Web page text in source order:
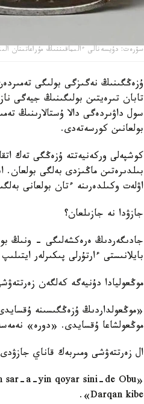
سۋرەت: دۇيسەنالى ءالىماقىننىڭ مۇراعاتىنان
ۇزەڭگىنىڭ نەگىزگى بولىگى
سول داۋىردەگى دالا ۇستالارىنىڭ
بولعانىن كورسەتەدى.
كوشپەلى وركەنيەتتە ۇزەڭگى تەك
بىلدىرەتىن ماڭىزدى بەلگى بولعان.
اۋلەت وكىلدەرىنە ءتان بولعانى
جازۋدا نە جازىلعان؟
جادىگەردىڭ ەرەكشەلىگى - ونىڭ
بايلانىستى ءارتۇرلى پىكىرلەر
موڭعوليادا دۇنيەگە كەلگەن
«موڭعولداردىڭ ۇزەڭگىسىنە
موڭعولشاعا ۇقسايدى. «دورە»
ال زەرتتەۋشى ومىربەك قاناي
Darqan kibe».